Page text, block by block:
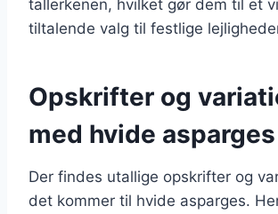
tallerkenen, hvilket gør dem til et
tiltalende valg til festlige
Opskrifter og
med hvide asparges
Der findes utallige opskrifter og
det kommer til hvide asparges.